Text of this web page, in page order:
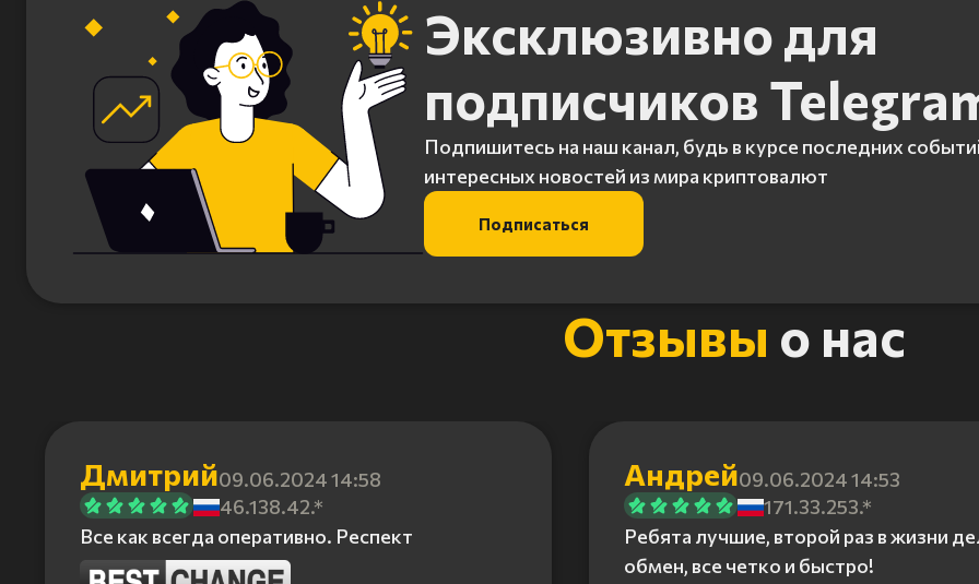
Эксклюзивно для
подписчиков
Подпишитесь на наш канал, будь в курсе последних
интересных новостей из мира криптовалют
Подписаться
Отзывы о нас
Дмитрий09.06.2024 14:58
46.138.42.*
Все как всегда оперативно. Респект
Андрей09.06.2024 14:53
171.33.253.*
Ребята лучшие, второй раз в жизни
обмен, все четко и быстро!